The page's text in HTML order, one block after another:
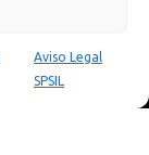
Aviso Legal
SPSIL